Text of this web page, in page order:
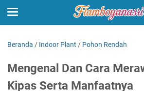
Beranda / Indoor Plant / Pohon Rendah
Mengenal Dan Cara
Kipas Serta Manfaatnya